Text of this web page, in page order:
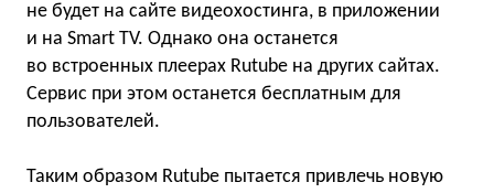
не будет на сайте видеохостинга, в приложении
и на Smart TV. Однако она останется
во встроенных плеерах Rutube на других сайтах.
Сервис при этом останется бесплатным для
пользователей.
Таким образом Rutube пытается привлечь новую